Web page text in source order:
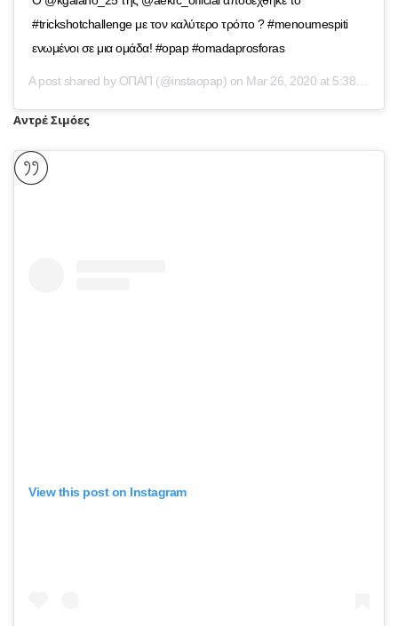
#trickshotchallenge με τον καλύτερο τρόπο ? #menoumespiti
ενωμένοι σε μια ομάδα! #opap #omadaprosforas
A post shared by ΟΠΑΠ (@instaopap) on Mar 26, 2020 at 5:38am PDT
Αντρέ Σιμόες
View this post on Instagram